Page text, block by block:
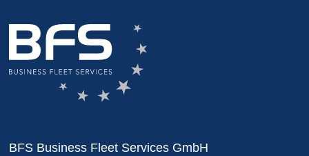
BFS Business Fleet Services GmbH